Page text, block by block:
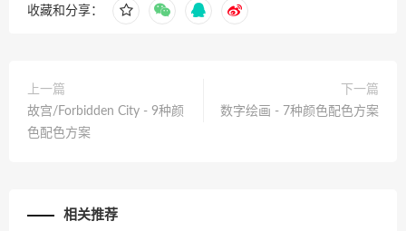
收藏和分享：
上一篇
故宫/Forbidden City - 9种颜
色配色方案
下一篇
数字绘画 - 7种颜色配色方案
相关推荐